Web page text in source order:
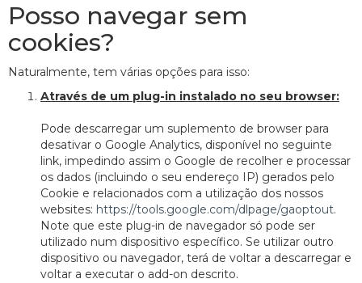
Posso navegar sem
cookies?
Naturalmente, tem várias opções para isso:
Através de um plug-in instalado no seu browser:
Pode descarregar um suplemento de browser para
desativar o Google Analytics, disponível no seguinte
link, impedindo assim o Google de recolher e processar
os dados (incluindo o seu endereço IP) gerados pelo
Cookie e relacionados com a utilização dos nossos
websites: https://tools.google.com/dlpage/gaoptout.
Note que este plug-in de navegador só pode ser
utilizado num dispositivo específico. Se utilizar outro
dispositivo ou navegador, terá de voltar a descarregar e
voltar a executar o add-on descrito.